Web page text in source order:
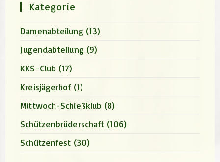
Kategorie
Damenabteilung (13)
Jugendabteilung (9)
KKS-Club (17)
Kreisjägerhof (1)
Mittwoch-Schießklub (8)
Schützenbrüderschaft (106)
Schützenfest (30)